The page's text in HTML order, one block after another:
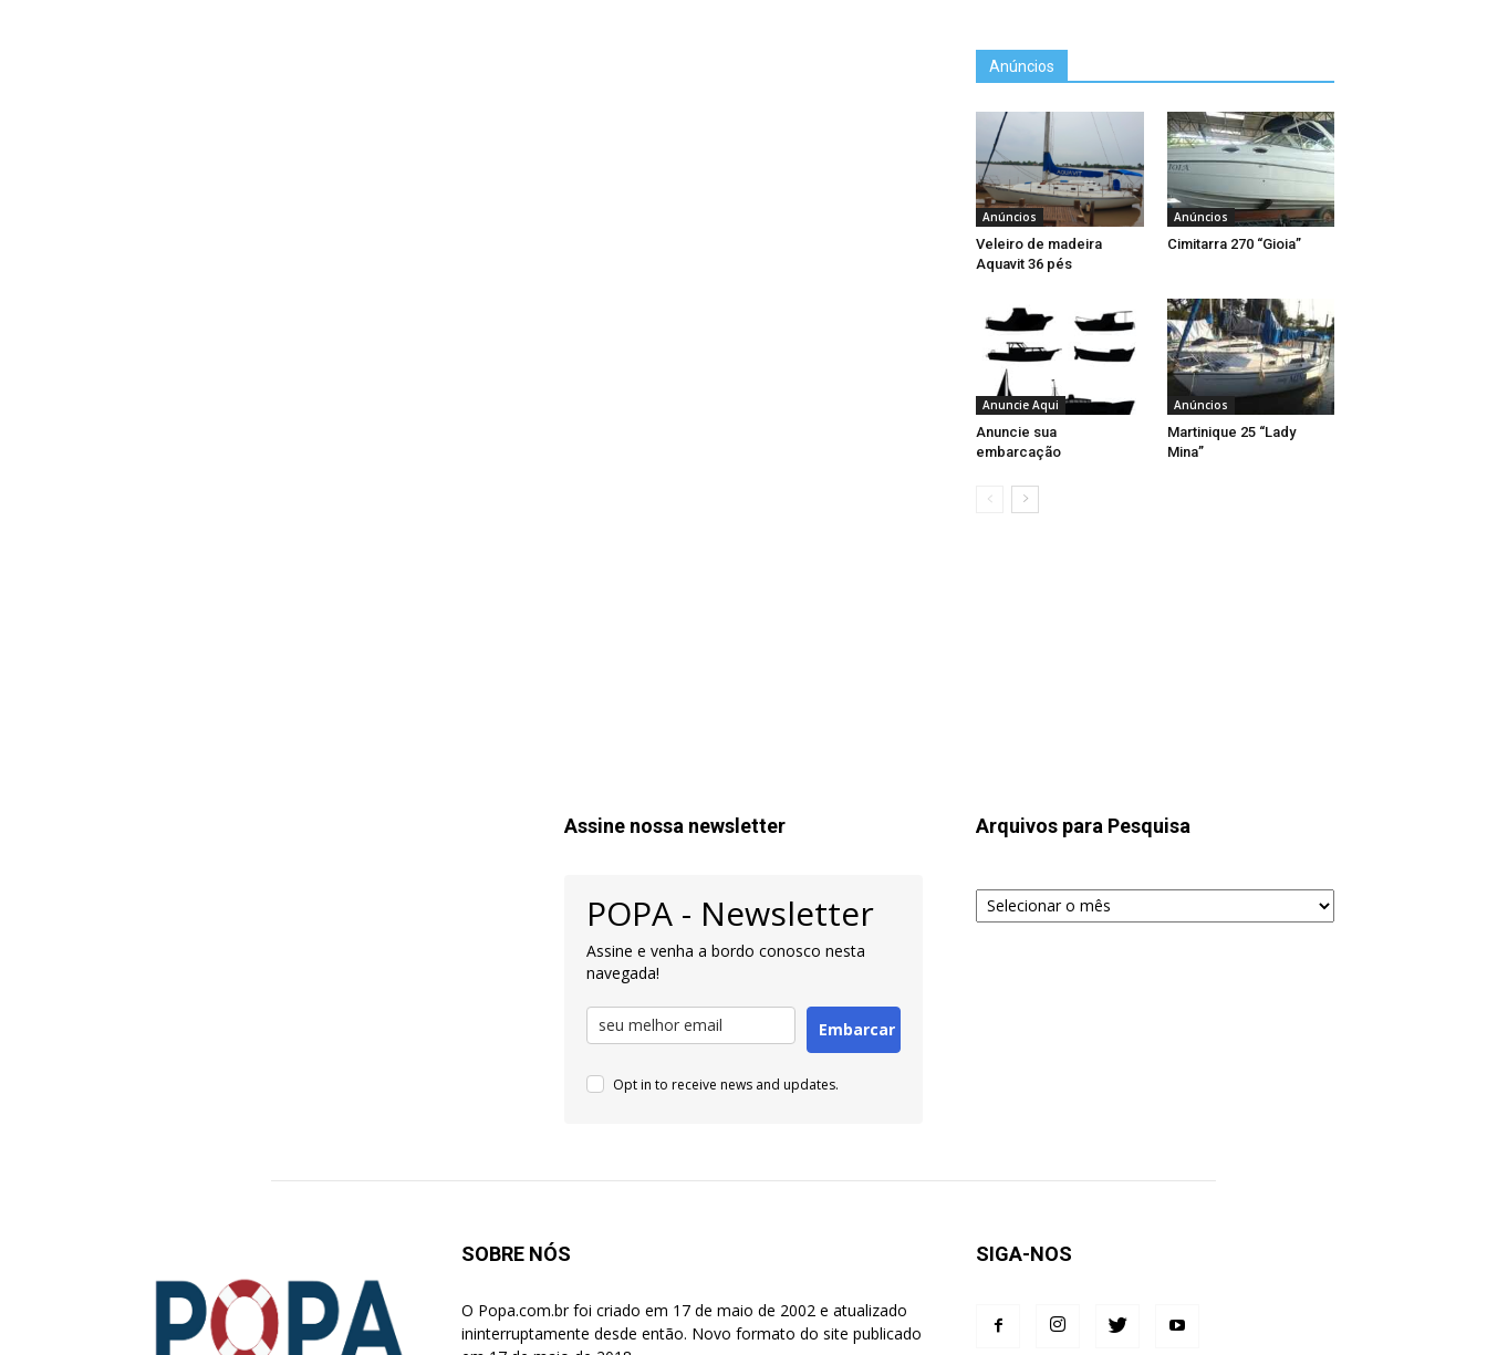
Anúncios
Anúncios
Veleiro de madeira
Aquavit 36 pés
Anúncios
Cimitarra 270 “Gioia”
Anuncie Aqui
Anuncie sua
embarcação
Anúncios
Martinique 25 “Lady
Mina”
Assine nossa newsletter
POPA - Newsletter
Assine e venha a bordo conosco nesta
navegada!
Embarcar
Opt in to receive news and updates.
Arquivos para Pesquisa
Arquivos
para
SOBRE NÓS
O Popa.com.br foi criado em 17 de maio de 2002 e atualizado
ininterruptamente desde então. Novo formato do site publicado
SIGA-NOS